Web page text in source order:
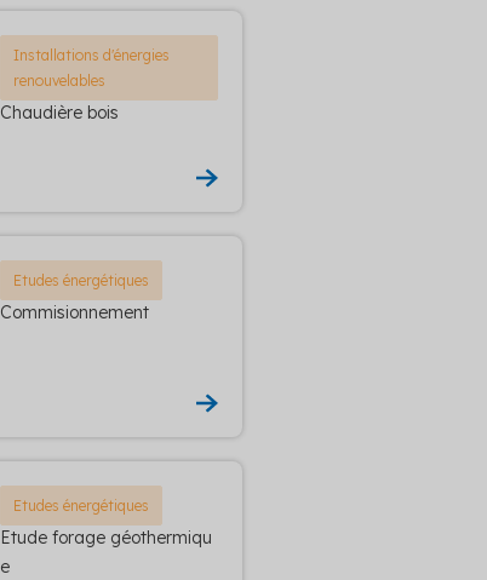
Installations d'énergies
renouvelables
Chaudière bois
Etudes énergétiques
Commisionnement
Etudes énergétiques
Etude forage géothermiqu
e